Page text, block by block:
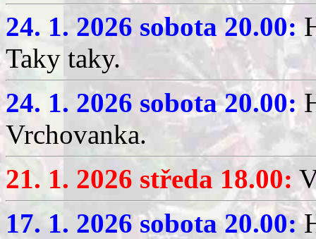
24. 1. 2026 sobota 20.00:
Taky taky.
24. 1. 2026 sobota 20.00:
Vrchovanka.
21. 1. 2026 středa 18.00:
17. 1. 2026 sobota 20.00: